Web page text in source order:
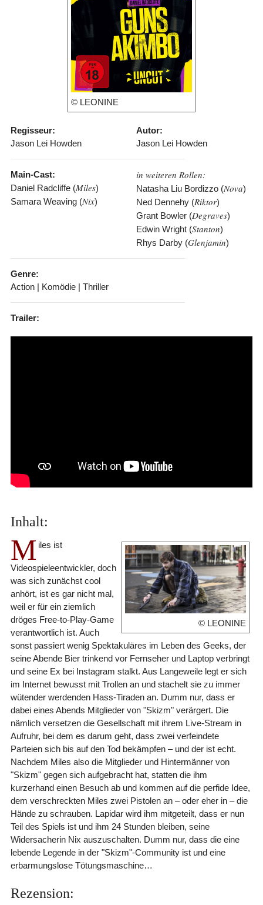
© LEONINE
Regisseur:
Jason Lei Howden
Autor:
Jason Lei Howden
Main-Cast:
Daniel Radcliffe (Miles)
Samara Weaving (Nix)
in weiteren Rollen:
Natasha Liu Bordizzo (Nova)
Ned Dennehy (Riktor)
Grant Bowler (Degraves)
Edwin Wright (Stanton)
Rhys Darby (Glenjamin)
Genre:
Action | Komödie | Thriller
Trailer:
Inhalt:
© LEONINE
M iles ist
Videospieleentwickler, doch
was sich zunächst cool
anhört, ist es gar nicht mal,
weil er für ein ziemlich
dröges Free-to-Play-Game
verantwortlich ist. Auch
sonst passiert wenig Spektakuläres im Leben des Geeks, der
seine Abende Bier trinkend vor Fernseher und Laptop verbringt
und seine Ex bei Instagram stalkt. Aus Langeweile legt er sich
im Internet bewusst mit Trollen an und stachelt sie zu immer
wütender werdenden Hass-Tiraden an. Dumm nur, dass er
dabei eines Abends Mitglieder von "Skizm" verärgert. Die
nämlich versetzen die Gesellschaft mit ihrem Live-Stream in
Aufruhr, bei dem es darum geht, dass zwei verfeindete
Parteien sich bis auf den Tod bekämpfen – und der ist echt.
Nachdem Miles also die Mitglieder und Hintermänner von
"Skizm" gegen sich aufgebracht hat, statten die ihm
kurzerhand einen Besuch ab und kommen auf die perfide Idee,
dem verschreckten Miles zwei Pistolen an – oder eher in – die
Hände zu schrauben. Lapidar wird ihm mitgeteilt, dass er nun
Teil des Spiels ist und ihm 24 Stunden bleiben, seine
Widersacherin Nix auszuschalten. Dumm nur, dass die eine
lebende Legende in der "Skizm"-Community ist und eine
erbarmungslose Tötungsmaschine…
Rezension: